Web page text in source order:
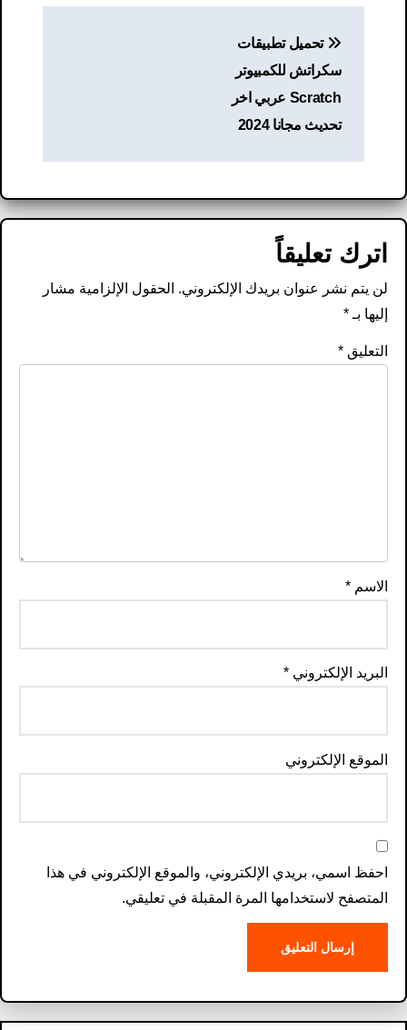
المقالات
تحميل تطبيقات
سكراتش للكمبيوتر
Scratch عربي اخر
تحديث مجانا 2024
اترك تعليقاً
لن يتم نشر عنوان بريدك الإلكتروني. الحقول الإلزامية مشار
إليها بـ*
التعليق*
الاسم*
البريد الإلكتروني*
الموقع الإلكتروني
احفظ اسمي، بريدي الإلكتروني، والموقع الإلكتروني في هذا
المتصفح لاستخدامها المرة المقبلة في تعليقي.